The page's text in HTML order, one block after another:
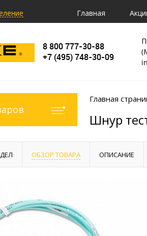
Главная
8 800 777-30-88
+7 (495) 748-30-09
Главная
Шнур
ОБЗОР ТОВАРА ОПИСАНИЕ